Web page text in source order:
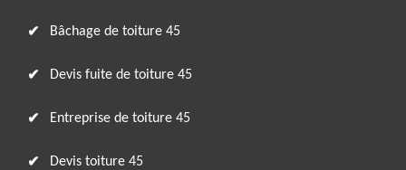
Bâchage de toiture 45
Devis fuite de toiture 45
Entreprise de toiture 45
Devis toiture 45